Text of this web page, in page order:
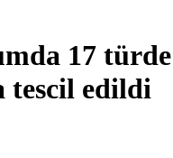
17
tescil edildi